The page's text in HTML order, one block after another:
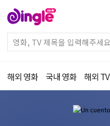
해외 영화 국내 영화 해외 TV